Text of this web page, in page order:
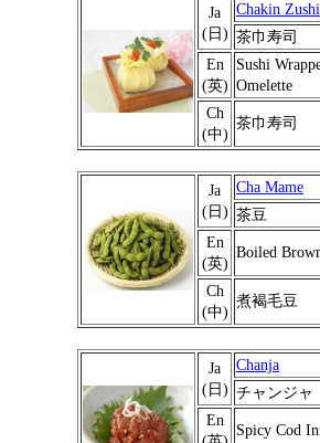
Ja
(日)
Chakin Zushi
茶巾寿司
En
(英)
Sushi
Omelette
Ch
(中)
茶巾寿司
Ja
(日)
Cha Mame
茶豆
En
(英)
Boiled
Ch
(中)
煮褐毛豆
Ja
(日)
Chanja
チャンジャ
En
Spicy Cod